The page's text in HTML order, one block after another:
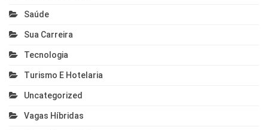
Saúde
Sua Carreira
Tecnologia
Turismo E Hotelaria
Uncategorized
Vagas Híbridas